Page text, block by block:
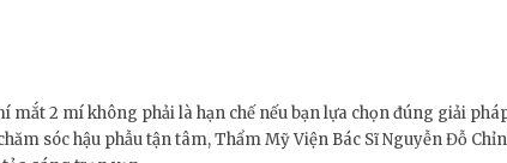
mắt 2 mí không phải là hạn chế nếu bạn lựa chọn đúng giải
sóc hậu phẫu tận tâm, Thẩm Mỹ Viện Bác Sĩ Nguyễn Đỗ